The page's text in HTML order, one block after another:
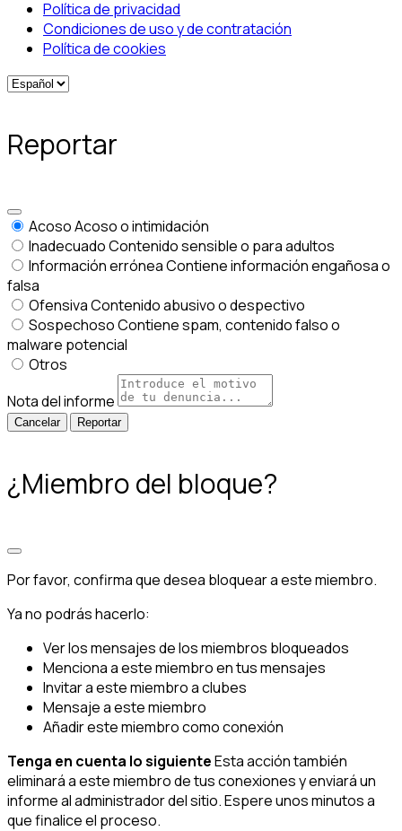
Política de privacidad
Condiciones de uso y de contratación
Política de cookies
Reportar
AcosoAcoso o intimidación
InadecuadoContenido sensible o para adultos
Información erróneaContiene información engañosa o
falsa
OfensivaContenido abusivo o despectivo
SospechosoContiene spam, contenido falso o
malware potencial
Otros
Nota del informe
Reportar
¿Miembro del bloque?
Por favor, confirma que desea bloquear a este miembro.
Ya no podrás hacerlo:
Ver los mensajes de los miembros bloqueados
Menciona a este miembro en tus mensajes
Invitar a este miembro a clubes
Mensaje a este miembro
Añadir este miembro como conexión
Tenga en cuenta lo siguienteEsta acción también
eliminará a este miembro de tus conexiones y enviará un
informe al administrador del sitio. Espere unos minutos a
que finalice el proceso.